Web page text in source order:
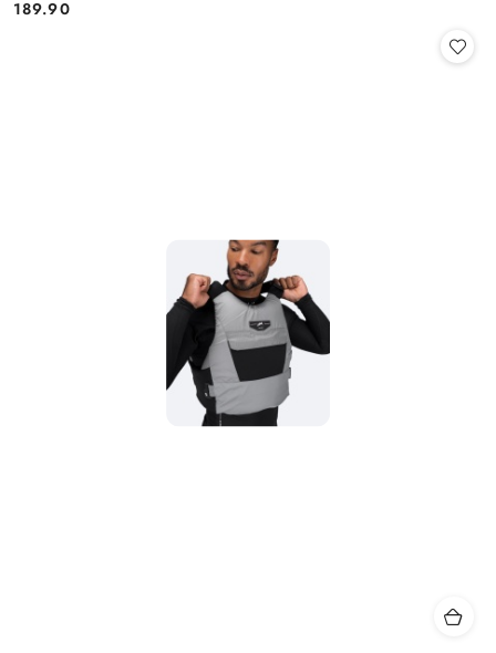
Cena:
189.90